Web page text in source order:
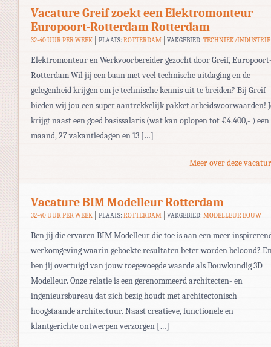
Vacature Greif zoekt een Elektromonteur
Europoort-Rotterdam Rotterdam
32-40 UUR PER WEEK PLAATS: ROTTERDAM VAKGEBIED:TECHNIEK/INDUSTRIE
Elektromonteur en Werkvoorbereider gezocht door Greif,
Rotterdam Wil jij een baan met veel technische uitdaging en de
gelegenheid krijgen om je technische kennis uit te breiden? Bij Greif
bieden wij jou een super aantrekkelijk pakket arbeidsvoorwaarden!
krijgt naast een goed basissalaris (wat kan oplopen tot €4.400,- ) een
maand, 27 vakantiedagen en 13 […]
Meer over deze
Vacature BIM Modelleur Rotterdam
32-40 UUR PER WEEK PLAATS: ROTTERDAM VAKGEBIED:MODELLEUR BOUW
Ben jij die ervaren BIM Modelleur die toe is aan een meer
werkomgeving waarin geboekte resultaten beter worden beloond?
ben jij overtuigd van jouw toegevoegde waarde als Bouwkundig 3D
Modelleur. Onze relatie is een gerenommeerd architecten- en
ingenieursbureau dat zich bezig houdt met architectonisch
hoogstaande architectuur. Naast creatieve, functionele en
klantgerichte ontwerpen verzorgen […]